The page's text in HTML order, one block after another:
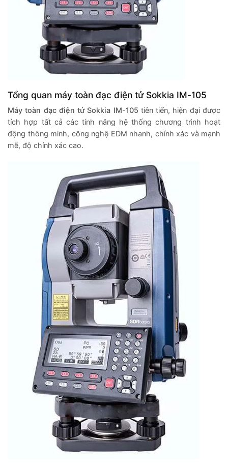
Tổng quan máy toàn đạc điện tử Sokkia IM-105
Máy toàn đạc điện tử Sokkia IM-105 tiên tiến, hiện đại được
tích hợp tất cả các tính năng hệ thống chương trình hoạt
động thông minh, công nghệ EDM nhanh, chính xác và mạnh
mẽ, độ chính xác cao.